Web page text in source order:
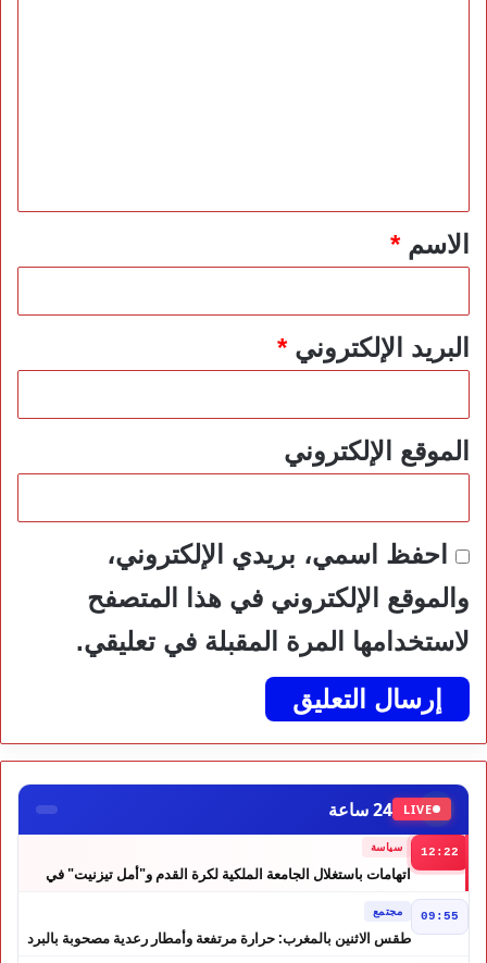
*الاسم*
البريد الإلكتروني*
الموقع الإلكتروني
احفظ اسمي، بريدي الإلكتروني،
والموقع الإلكتروني في هذا المتصفح
لاستخدامها المرة المقبلة في تعليقي.
LIVE 24 ساعة
12:22 سياسة
اتهامات باستغلال الجامعة الملكية لكرة القدم و"أمل تيزنيت" في
09:55 مجتمع
طقس الاثنين بالمغرب: حرارة مرتفعة وأمطار رعدية مصحوبة بالبرد